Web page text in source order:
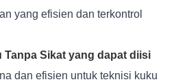
yang efisien dan terkontrol
Tanpa Sikat yang dapat diisi
dan efisien untuk teknisi kuku